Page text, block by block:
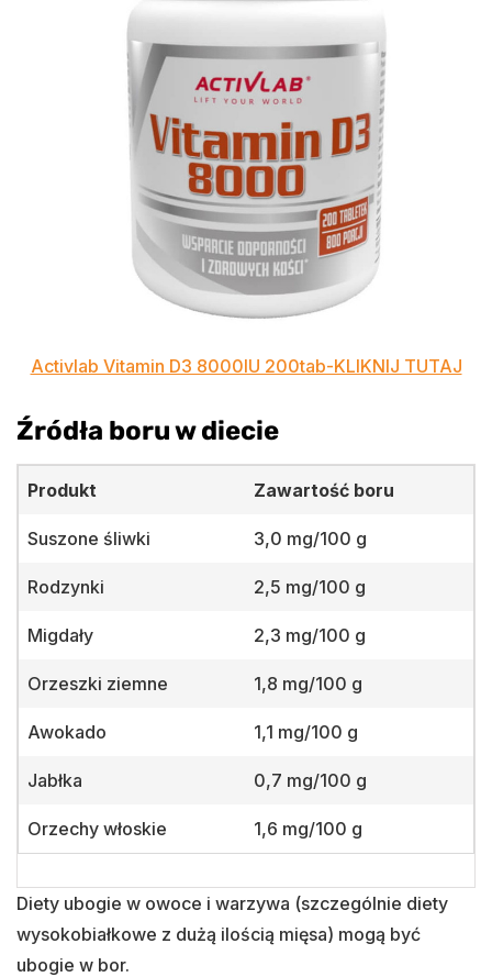
Activlab Vitamin D3 8000IU 200tab-KLIKNIJ TUTAJ
Źródła boru w diecie
Produkt Zawartość boru
Suszone śliwki 3,0 mg/100 g
Rodzynki 2,5 mg/100 g
Migdały 2,3 mg/100 g
Orzeszki ziemne 1,8 mg/100 g
Awokado 1,1 mg/100 g
Jabłka 0,7 mg/100 g
Orzechy włoskie 1,6 mg/100 g
Diety ubogie w owoce i warzywa (szczególnie diety
wysokobiałkowe z dużą ilością mięsa) mogą być
ubogie w bor.